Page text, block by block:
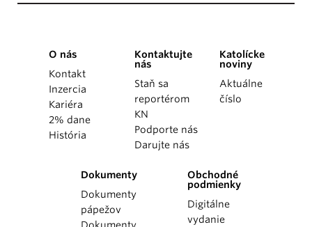
O nás
Kontakt
Inzercia
Kariéra
2% dane
História
Kontaktujte
nás
Staň sa
reportérom
KN
Podporte nás
Darujte nás
Katolícke
noviny
Aktuálne
číslo
Dokumenty
Dokumenty
pápežov
Obchodné
podmienky
Digitálne
vydanie